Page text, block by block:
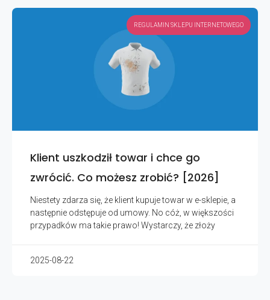
REGULAMIN SKLEPU INTERNETOWEGO
Klient uszkodził towar i chce go
zwrócić. Co możesz zrobić? [2026]
Niestety zdarza się, że klient kupuje towar w e-sklepie, a
następnie odstępuje od umowy. No cóż, w większości
przypadków ma takie prawo! Wystarczy, że złoży
2025-08-22